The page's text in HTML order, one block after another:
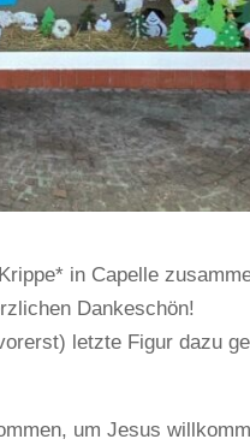
in Capelle
Dankeschön!
letzte Figur dazu
um Jesus